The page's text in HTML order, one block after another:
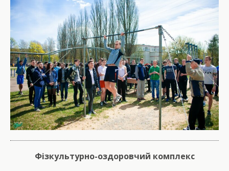
Фізкультурно-оздоровчий комплекс